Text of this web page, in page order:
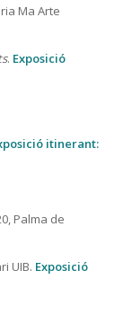
Ma Arte
. Exposició
itinerant:
Palma de
UIB. Exposició